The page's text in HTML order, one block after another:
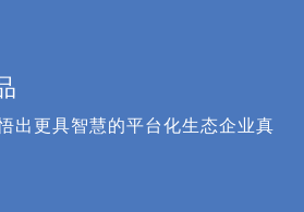
出更具智慧的平台化生态企业真